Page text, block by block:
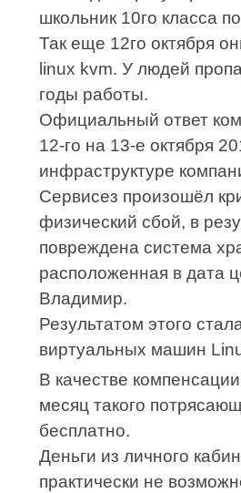
школьник 10го класса
Так еще 12го октября
linux kvm. У людей
годы работы.
Официальный ответ
12-го на 13-е октября
инфраструктуре
Сервисез произошёл
физический сбой, в
повреждена система
расположенная в дата
Владимир.
Результатом этого
виртуальных машин
В качестве
месяц такого
бесплатно.
Деньги из личного
практически не